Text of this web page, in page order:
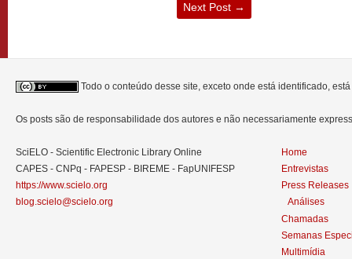
Next Post →
Todo o conteúdo desse site, exceto onde está identificado,
Os posts são de responsabilidade dos autores e não necessariamente
SciELO - Scientific Electronic Library Online
CAPES - CNPq - FAPESP - BIREME - FapUNIFESP
https://www.scielo.org
blog.scielo@scielo.org
Home
Entrevistas
Press Releases
Análises
Chamadas
Semanas
Multimídia